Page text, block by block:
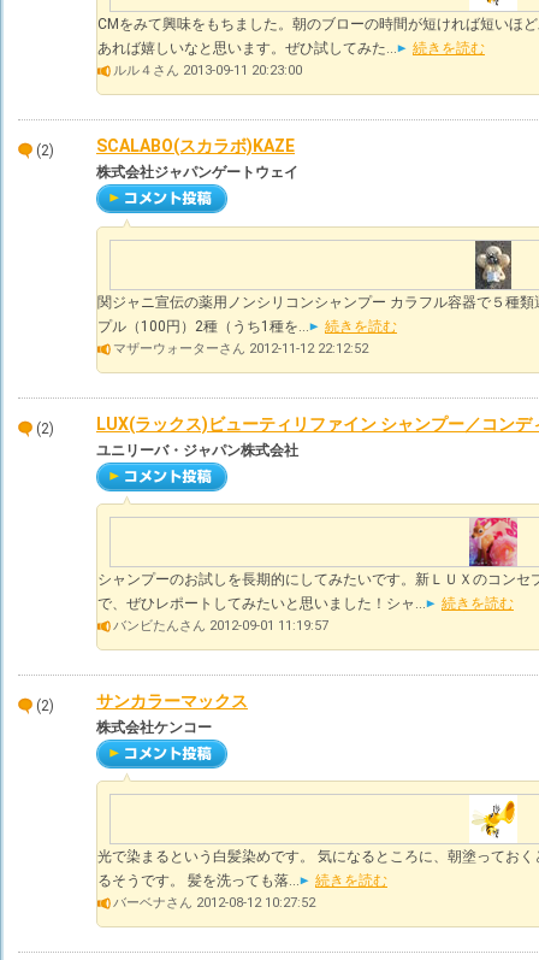
CMをみて興味をもちました。朝のブローの時間が短ければ短いほ
あれば嬉しいなと思います。ぜひ試してみた...
続きを読む
ルル４さん 2013-09-11 20:23:00
(2) SCALABO(スカラボ)KAZE
株式会社ジャパンゲートウェイ
関ジャニ宣伝の薬用ノンシリコンシャンプー カラフル容器で５種
プル（100円）2種（うち1種を...
続きを読む
マザーウォーターさん 2012-11-12 22:12:52
(2) LUX(ラックス)ビューティリファイン シャンプー／コンデ
ユニリーバ・ジャパン株式会社
シャンプーのお試しを長期的にしてみたいです。新ＬＵＸのコン
で、ぜひレポートしてみたいと思いました！シャ...
続きを読む
バンビたんさん 2012-09-01 11:19:57
(2) サンカラーマックス
株式会社ケンコー
光で染まるという白髪染めです。 気になるところに、朝塗ってお
るそうです。 髪を洗っても落...
続きを読む
バーベナさん 2012-08-12 10:27:52